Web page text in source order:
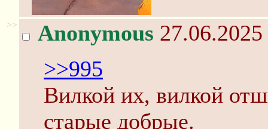
>> Anonymous
>>995
Вилкой их, вилкой
старые добрые.